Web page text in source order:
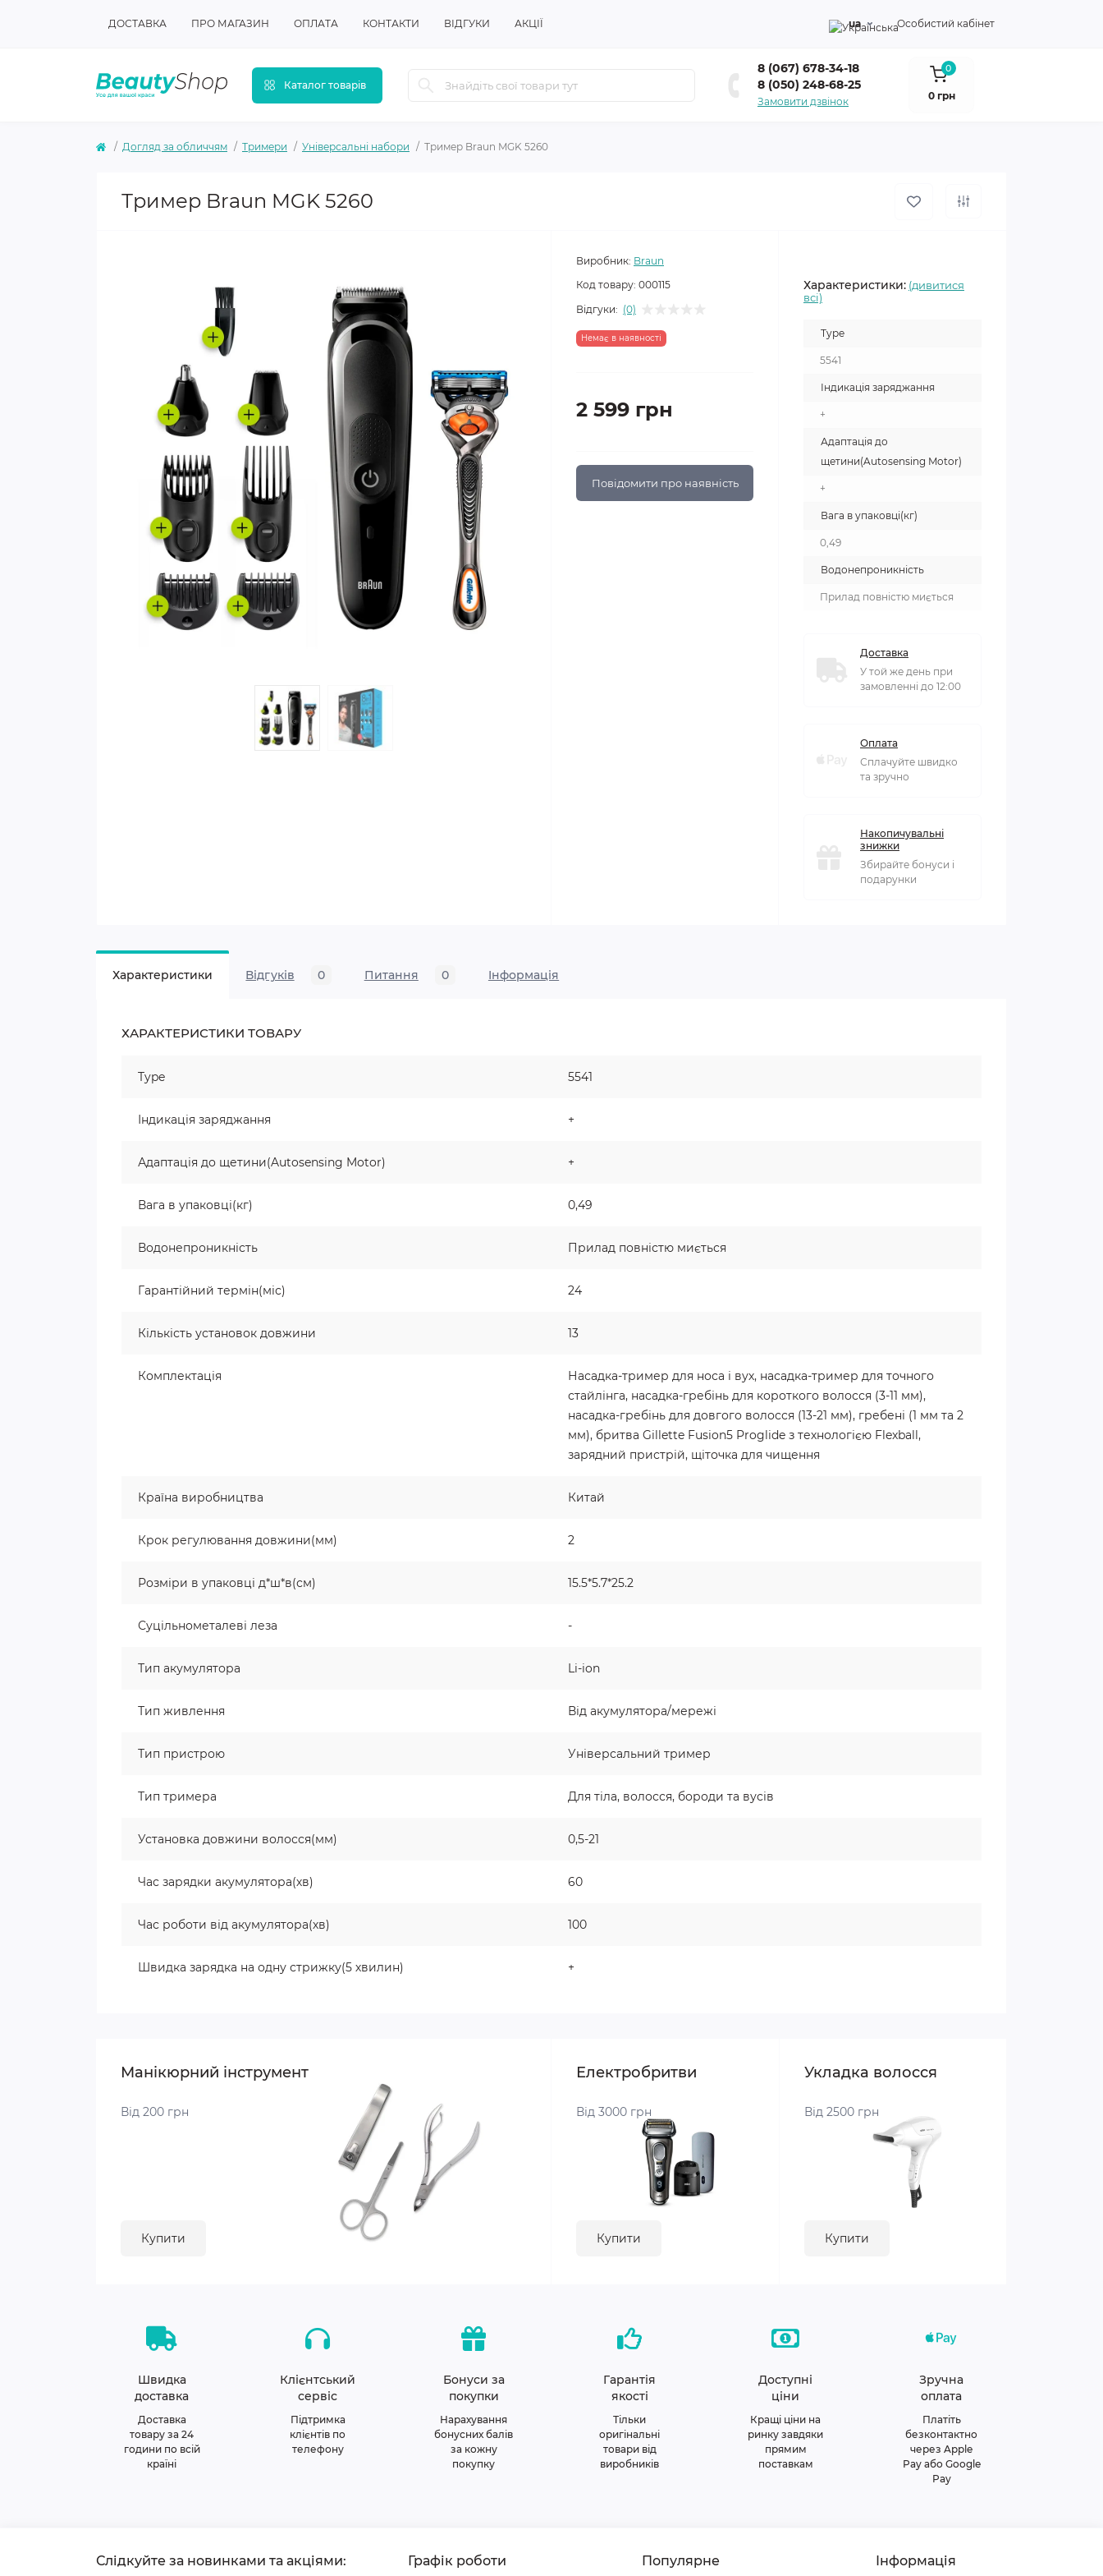
ДОСТАВКА ПРО МАГАЗИН ОПЛАТА КОНТАКТИ ВІДГУКИ АКЦІЇ ua Особистий кабінет
Каталог товарів
8 (067) 678-34-18
8 (050) 248-68-25
Замовити дзвінок
0
0 грн
Догляд за обличчям Тримери Універсальні набори Тример Braun MGK 5260
Тример Braun MGK 5260
Виробник: Braun
Код товару: 000115
Відгуки: (0)
Немає в наявності
2 599 грн
Повідомити про наявність
Характеристики: (дивитися
всі)
Type
5541
Індикація заряджання
+
Адаптація до
щетини(Autosensing Motor)
+
Вага в упаковці(кг)
0,49
Водонепроникність
Прилад повністю миється
Доставка
У той же день при
замовленні до 12:00
Оплата
Сплачуйте швидко
та зручно
Накопичувальні
знижки
Збирайте бонуси і
подарунки
Характеристики Відгуків 0 Питання 0 Iнформація
ХАРАКТЕРИСТИКИ ТОВАРУ
Type 5541
Індикація заряджання +
Адаптація до щетини(Autosensing Motor) +
Вага в упаковці(кг) 0,49
Водонепроникність Прилад повністю миється
Гарантійний термін(міс) 24
Кількість установок довжини 13
Комплектація
Насадка-тример для носа і вух, насадка-тример для точного
стайлінга, насадка-гребінь для короткого волосся (3-11 мм),
насадка-гребінь для довгого волосся (13-21 мм), гребені (1 мм та 2
мм), бритва Gillette Fusion5 Proglide з технологією Flexball,
зарядний пристрій, щіточка для чищення
Країна виробництва Китай
Крок регулювання довжини(мм) 2
Розміри в упаковці д*ш*в(см) 15.5*5.7*25.2
Суцільнометалеві леза -
Тип акумулятора Li-ion
Тип живлення Від акумулятора/мережі
Тип пристрою Універсальний тример
Тип тримера Для тіла, волосся, бороди та вусів
Установка довжини волосся(мм) 0,5-21
Час зарядки акумулятора(хв) 60
Час роботи від акумулятора(хв) 100
Швидка зарядка на одну стрижку(5 хвилин) +
Манікюрний інструмент
Від 200 грн
Купити
Електробритви
Від 3000 грн
Купити
Укладка волосся
Від 2500 грн
Купити
Швидка
доставка
Доставка
товару за 24
години по всій
країні
Клієнтський
сервіс
Підтримка
клієнтів по
телефону
Бонуси за
покупки
Нарахування
бонусних балів
за кожну
покупку
Гарантія
якості
Тільки
оригінальні
товари від
виробників
Доступні
ціни
Кращі ціни на
ринку завдяки
прямим
поставкам
Зручна
оплата
Платіть
безконтактно
через Apple
Pay або Google
Pay
Слідкуйте за новинками та акціями: Графік роботи Популярне Інформація